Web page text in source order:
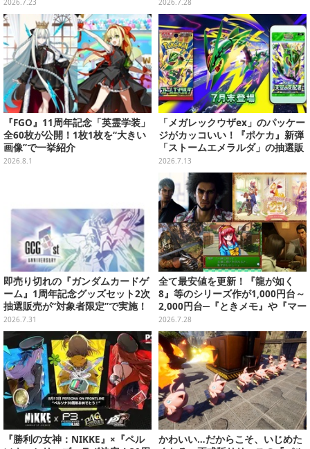
2026.7.23 2026.7.28
『FGO』11周年記念「英霊学装」
全60枚が公開！1枚1枚を“大きい
画像”で一挙紹介
2026.8.1
「メガレックウザex」のパッケー
ジがカッコいい！『ポケカ』新弾
「ストームエメラルダ」の抽選販
売がヨドバシで実施
2026.7.13
即売り切れの『ガンダムカードゲ
ーム』1周年記念グッズセット2次
抽選販売が“対象者限定”で実施！
プレバン全会員向け3次抽選も
2026.7.31
全て最安値を更新！『龍が如く
8』等のシリーズ作が1,000円台～
2,000円台─『ときメモ』や『マー
ル王国の人形姫』3作セットは5
0%オフに【eショップ・PS Store
のお薦めセール】
2026.7.28
『勝利の女神：NIKKE』×『ペル
かわいい…だからこそ、いじめた